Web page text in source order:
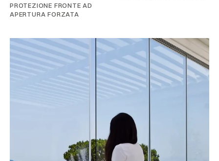
PROTEZIONE FRONTE AD
APERTURA FORZATA